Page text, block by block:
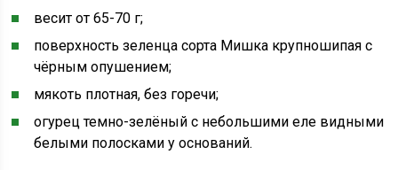
весит от 65-70 г;
поверхность зеленца сорта Мишка крупношипая с
чёрным опушением;
мякоть плотная, без горечи;
огурец темно-зелёный с небольшими еле видными
белыми полосками у оснований.